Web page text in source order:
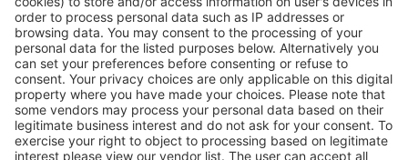
Aanbieding afgestemd op uw verwachtingen.
Plan veilig
Zorgeloos boeken met gratiss annuleringsopties.
Bespaar meer